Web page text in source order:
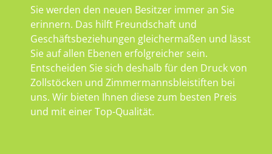
Sie werden den neuen Besitzer immer an Sie
erinnern. Das hilft Freundschaft und
Geschäftsbeziehungen gleichermaßen und lässt
Sie auf allen Ebenen erfolgreicher sein.
Entscheiden Sie sich deshalb für den Druck von
Zollstöcken und Zimmermannsbleistiften bei
uns. Wir bieten Ihnen diese zum besten Preis
und mit einer Top-Qualität.